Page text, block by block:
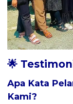
🌟
Apa Kata
Kami?